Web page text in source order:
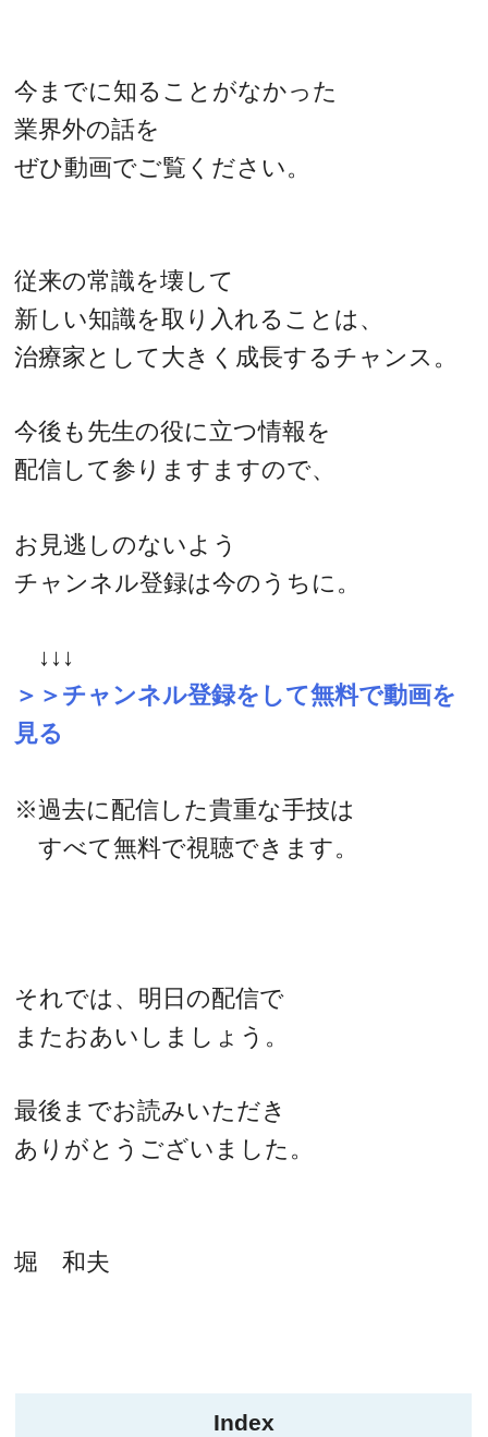
今までに知ることがなかった
業界外の話を
ぜひ動画でご覧ください。
従来の常識を壊して
新しい知識を取り入れることは、
治療家として大きく成長するチャンス。
今後も先生の役に立つ情報を
配信して参りますますので、
お見逃しのないよう
チャンネル登録は今のうちに。
↓↓↓
＞＞チャンネル登録をして無料で動画を
見る
※過去に配信した貴重な手技は
すべて無料で視聴できます。
それでは、明日の配信で
またおあいしましょう。
最後までお読みいただき
ありがとうございました。
堀 和夫
Index